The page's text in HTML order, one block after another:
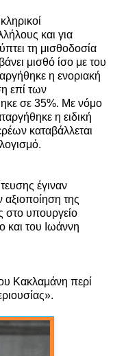
και για
τη μισθοδοσία
μισθό ίσο με του
η ενοριακή
επί των
σε 35%. Με νόμο
η ειδική
καταβάλλεται
έγιναν
αξιοποίηση της
στο υπουργείο
και του Ιωάννη
Κακλαμάνη περί